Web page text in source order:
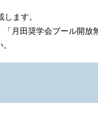
します。
月田奨学会プール開放